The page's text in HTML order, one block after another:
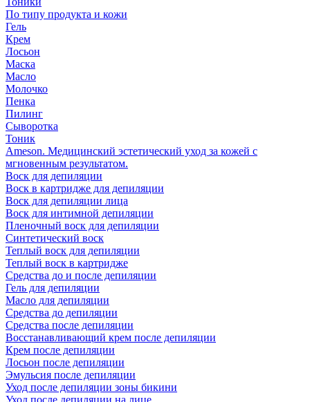
По типу продукта и кожи
Гель
Крем
Лосьон
Маска
Масло
Молочко
Пенка
Пилинг
Сыворотка
Тоник
Ameson. Медицинский эстетический уход за кожей с
мгновенным результатом.
Воск для депиляции
Воск в картридже для депиляции
Воск для депиляции лица
Воск для интимной депиляции
Пленочный воск для депиляции
Синтетический воск
Теплый воск для депиляции
Теплый воск в картридже
Средства до и после депиляции
Гель для депиляции
Масло для депиляции
Средства до депиляции
Средства после депиляции
Восстанавливающий крем после депиляции
Крем после депиляции
Лосьон после депиляции
Эмульсия после депиляции
Уход после депиляции зоны бикини
Уход после депиляции на лице